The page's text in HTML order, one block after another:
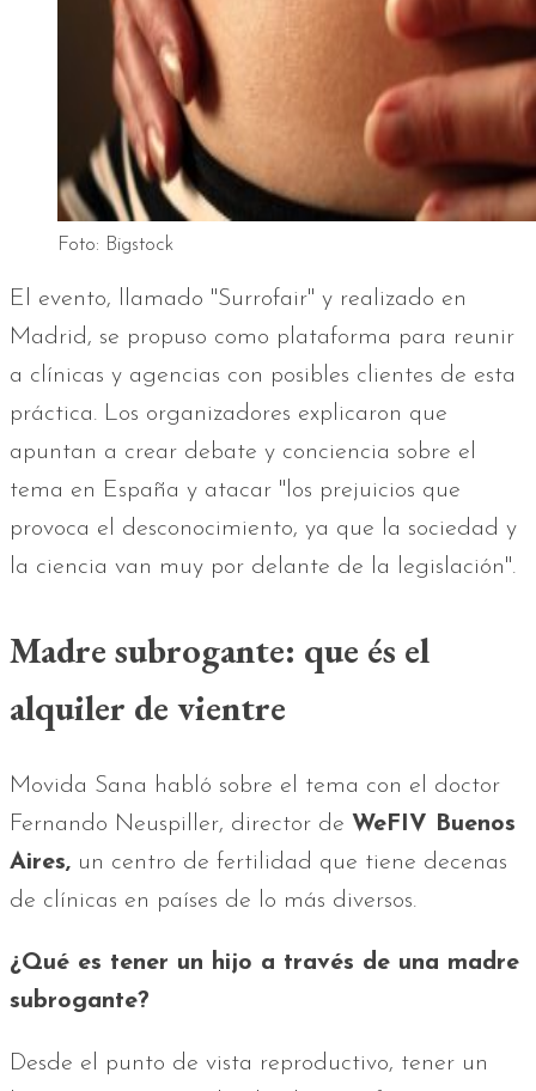
Foto: Bigstock
El evento, llamado "Surrofair" y realizado en
Madrid, se propuso como plataforma para reunir
a clínicas y agencias con posibles clientes de esta
práctica. Los organizadores explicaron que
apuntan a crear debate y conciencia sobre el
tema en España y atacar "los prejuicios que
provoca el desconocimiento, ya que la sociedad y
la ciencia van muy por delante de la legislación".
Madre subrogante: que és el
alquiler de vientre
Movida Sana habló sobre el tema con el doctor
Fernando Neuspiller, director de WeFIV Buenos
Aires, un centro de fertilidad que tiene decenas
de clínicas en países de lo más diversos.
¿Qué es tener un hijo a través de una madre
subrogante?
Desde el punto de vista reproductivo, tener un